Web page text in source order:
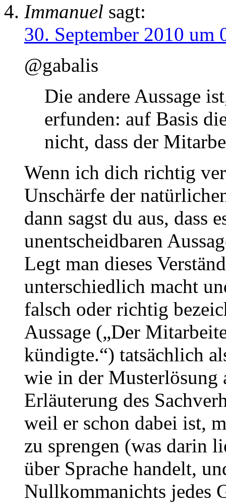
Immanuel sagt:
30. September 2010 um
@gabalis
Die andere Aussage
erfunden: auf Basis
nicht, dass der
Wenn ich dich richtig
Unschärfe der
dann sagst du aus, dass
unentscheidbaren
Legt man dieses
unterschiedlich macht
falsch oder richtig
Aussage („Der
kündigte.“) tatsächlich
wie in der Musterlösung
Erläuterung des
weil er schon dabei ist,
zu sprengen (was darin
über Sprache handelt,
Nullkommanichts jedes